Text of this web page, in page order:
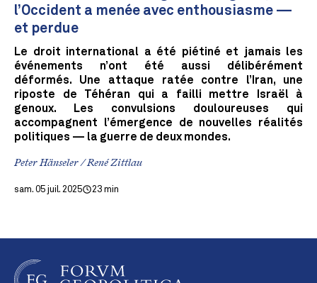
l’Occident a menée avec enthousiasme —
et perdue
Le droit international a été piétiné et jamais les
événements n’ont été aussi délibérément
déformés. Une attaque ratée contre l’Iran, une
riposte de Téhéran qui a failli mettre Israël à
genoux. Les convulsions douloureuses qui
accompagnent l’émergence de nouvelles réalités
politiques — la guerre de deux mondes.
Peter Hänseler / René Zittlau
sam. 05 juil. 2025 23 min